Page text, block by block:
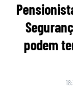
podem